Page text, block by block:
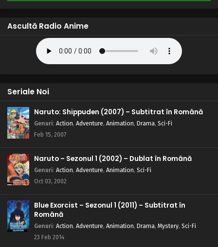
Ascultă Radio Anime
Seriale Noi
Naruto: Shippuden (2007) – Subtitrat în Română
Genuri: Action, Adventure, Animation, Drama, Sci-Fi
Feb 15, 2007
Naruto – Sezonul 1 (2002) – Dublat în Română
Genuri: Action, Adventure, Animation, Sci-Fi
Oct 03, 2002
Blue Exorcist – Sezonul 1 (2011) – Subtitrat în
Română
Genuri: Action, Adventure, Animation, Drama, Mystery, Sci-Fi
23 Feb 2014